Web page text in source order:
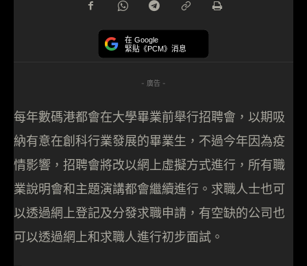
在 Google
緊貼《PCM》消息
- 廣告 -
每年數碼港都會在大學畢業前舉行招聘會，以期吸
納有意在創科行業發展的畢業生，不過今年因為疫
情影響，招聘會將改以網上虛擬方式進行，所有職
業說明會和主題演講都會繼續進行。求職人士也可
以透過網上登記及分發求職申請，有空缺的公司也
可以透過網上和求職人進行初步面試。